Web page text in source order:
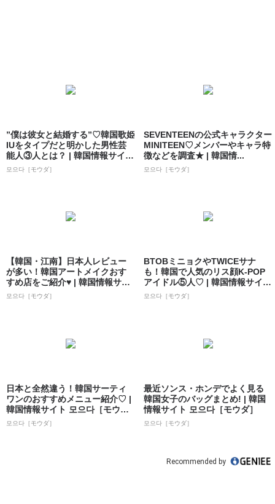
”僕は彼女と結婚する”♡韓国歌姫
IUをタイプだと明かした男性芸
能人③人とは？ | 韓国情報サイト
...
모으다［モウダ］
SEVENTEENの公式キャラクター
MINITEEN♡メンバーやキャラ特
徴などを調査★ | 韓国情...
모으다［モウダ］
【韓国・江南】日本人レビュー
が多い！韓国アートメイクおす
すめ店をご紹介♥ | 韓国情報サイ
ト 모으...
모으다［モウダ］
BTOBミニョクやTWICEサナ
も！韓国で人気のリス顔K-POP
アイドル⑤人♡ | 韓国情報サイ
ト...
모으다［モウダ］
日本と全然違う！韓国サーティ
ワンのおすすめメニュー紹介♡ |
韓国情報サイト 모으다［モウ
ダ］
모으다［モウダ］
最近ソンス・ホンデでよく見る
韓国女子のバッグまとめ! | 韓国
情報サイト 모으다［モウダ］
모으다［モウダ］
Recommended by